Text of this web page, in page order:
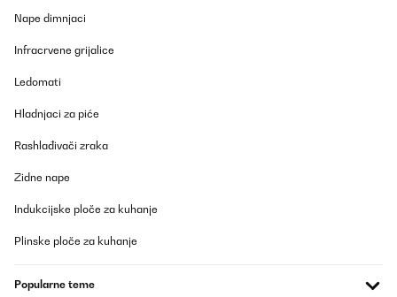
Nape dimnjaci
Infracrvene grijalice
Ledomati
Hladnjaci za piće
Rashlađivači zraka
Zidne nape
Indukcijske ploče za kuhanje
Plinske ploče za kuhanje
Popularne teme